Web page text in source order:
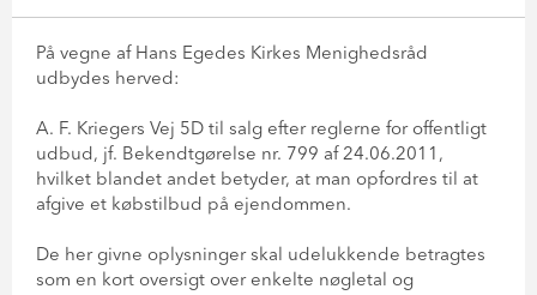
På vegne af Hans Egedes Kirkes Menighedsråd
udbydes herved:
A. F. Kriegers Vej 5D til salg efter reglerne for offentligt
udbud, jf. Bekendtgørelse nr. 799 af 24.06.2011,
hvilket blandet andet betyder, at man opfordres til at
afgive et købstilbud på ejendommen.
De her givne oplysninger skal udelukkende betragtes
som en kort oversigt over enkelte nøgletal og